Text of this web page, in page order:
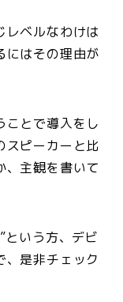
レベルなわけは
にはその理由が
ことで導入をし
スピーカーと比
、主観を書いて
という方、デビ
、是非チェック